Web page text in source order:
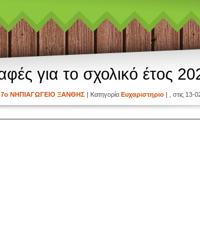
για το σχολικό έτος
7ο ΝΗΠΙΑΓΩΓΕΙΟ ΞΑΝΘΗΣ | Κατηγορία Ευχαριστηριο | , στις 13-